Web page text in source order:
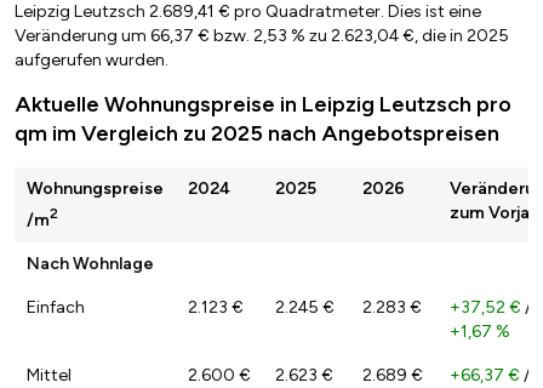
Leipzig Leutzsch 2.689,41 € pro Quadratmeter. Dies ist eine
Veränderung um 66,37 € bzw. 2,53 % zu 2.623,04 €, die in 2025
aufgerufen wurden.
Aktuelle Wohnungspreise in Leipzig Leutzsch pro
qm im Vergleich zu 2025 nach Angebotspreisen
Wohnungspreise
/m2
2024 2025 2026
zum
Nach Wohnlage
Einfach 2.123 € 2.245 € 2.283 € +37,52 € /
+1,67 %
Mittel 2.600 € 2.623 € 2.689 € +66,37 € /